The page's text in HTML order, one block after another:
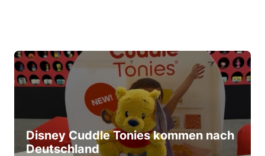
Disney Cuddle Tonies kommen nach
Deutschland